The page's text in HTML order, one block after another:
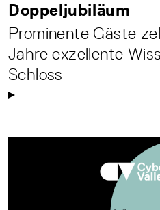
Doppeljubiläum
Prominente Gäste
Jahre exzellente
Schloss